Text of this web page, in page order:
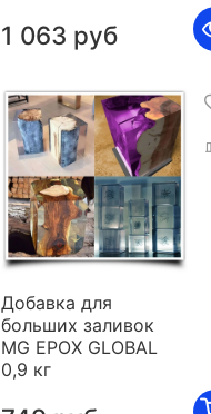
1 063 руб
Добавка для
больших заливок
MG EPOX GLOBAL
0,9 кг